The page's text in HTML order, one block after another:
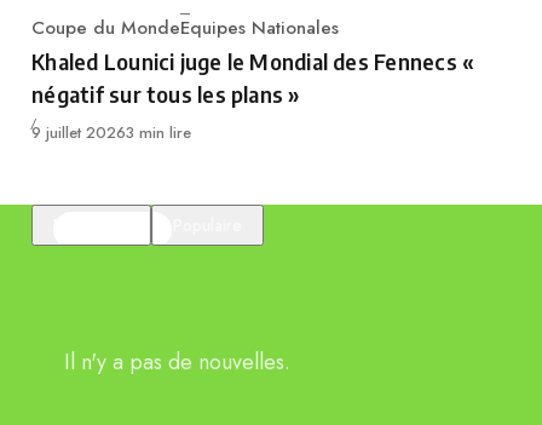
Category
Coupe du MondeEquipes Nationales
Khaled Lounici juge le Mondial des Fennecs «
négatif sur tous les plans »
Publié
9 juillet 20263 min lire
Il n'y a pas de nouvelles.